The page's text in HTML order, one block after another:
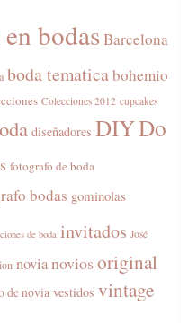
bodas Barcelona
boda tematicabohemio
Colecciones 2012 cupcakes
diseñadores DIYDo
fotografo de boda
bodas gominolas
de boda invitados José
novianovios original
de novia vestidos vintage